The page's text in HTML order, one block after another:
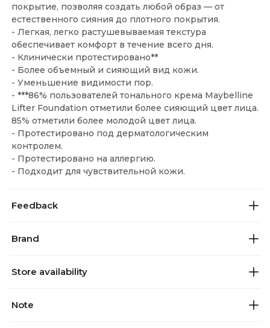
покрытие, позволяя создать любой образ — от
естественного сияния до плотного покрытия.
- Легкая, легко растушевываемая текстура
обеспечивает комфорт в течение всего дня.
- Клинически протестировано**
- Более объемный и сияющий вид кожи.
- Уменьшение видимости пор.
- ***86% пользователей тонального крема Maybelline
Lifter Foundation отметили более сияющий цвет лица.
85% отметили более молодой цвет лица.
- Протестировано под дерматологическим
контролем.
- Протестировано на аллергию.
- Подходит для чувствительной кожи.
Feedback
Brand
Store availability
Note